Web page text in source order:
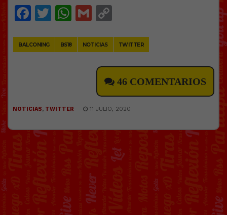
Facebook
Twitter
WhatsApp
Gmail
BALCONING BS18 NOTICIAS TWITTER
46 COMENTARIOS
NOTICIAS, TWITTER 11 JULIO, 2020